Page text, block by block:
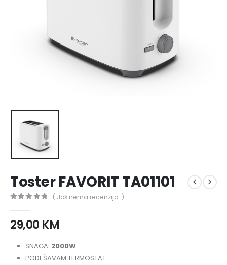
Toster FAVORIT TA01101
( Još nema recenzija. )
29,00 KM
SNAGA: 2000W
PODEŠAVAM TERMOSTAT